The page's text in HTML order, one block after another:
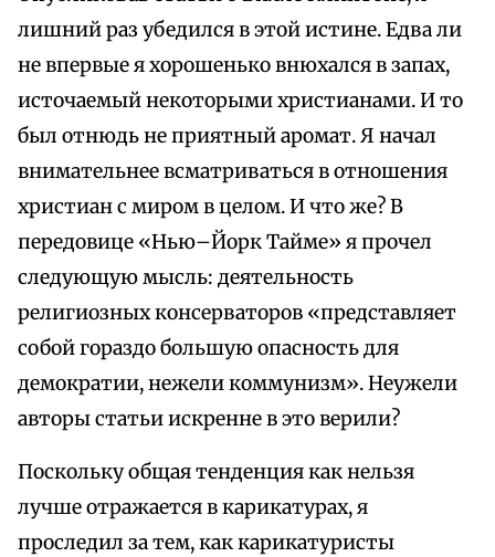
лишний раз убедился в этой истине. Едва ли
не впервые я хорошенько внюхался в запах,
источаемый некоторыми христианами. И то
был отнюдь не приятный аромат. Я начал
внимательнее всматриваться в отношения
христиан с миром в целом. И что же? В
передовице «Нью–Йорк Тайме» я прочел
следующую мысль: деятельность
религиозных консерваторов «представляет
собой гораздо большую опасность для
демократии, нежели коммунизм». Неужели
авторы статьи искренне в это верили?
Поскольку общая тенденция как нельзя
лучше отражается в карикатурах, я
проследил за тем, как карикатуристы